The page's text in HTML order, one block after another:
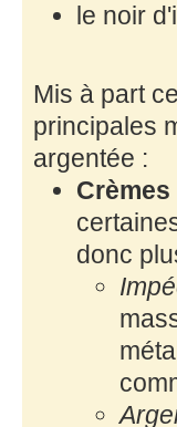
le noir
Mis à part
principales
argentée :
donc